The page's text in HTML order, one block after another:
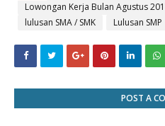
Lowongan Kerja Bulan Agustus
lulusan SMA / SMK
Lulusan SMP
POST A